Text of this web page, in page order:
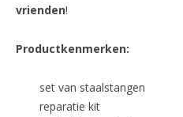
vrienden!
Productkenmerken:
set van staalstangen
reparatie kit